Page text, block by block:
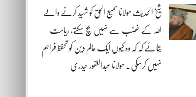
شیخ الحدیث مولانا سمیع الحق کو شہید کرنے والے
اللہ کے غضب سے نہیں بچ سکتے، ریاست
بتائے کہ کہ وہ کیوں ایک عالم دین کو تحفظ فراہم
نہیں کرسکی . مولانا عبدالغفور حیدری